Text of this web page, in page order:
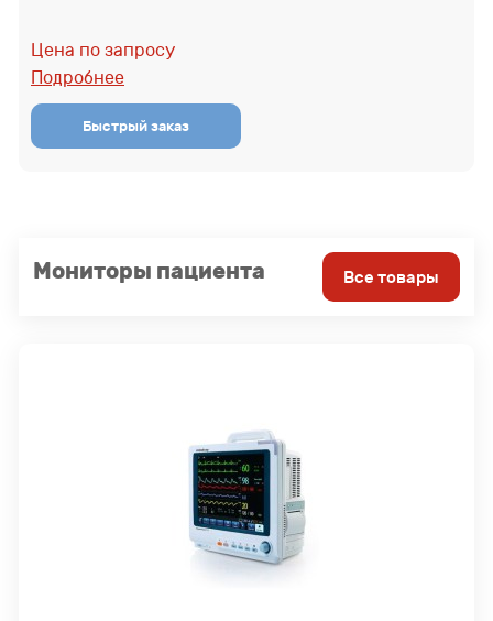
Цена по запросу
Подробнее
Мониторы пациента Все товары